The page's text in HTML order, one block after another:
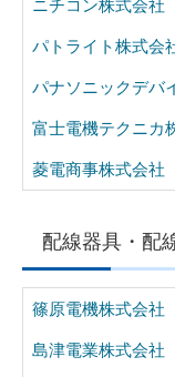
ニチコン株式会社
パトライト株式会
パナソニックデバ
富士電機テクニカ
菱電商事株式会社
配線器具・配
篠原電機株式会社
島津電業株式会社